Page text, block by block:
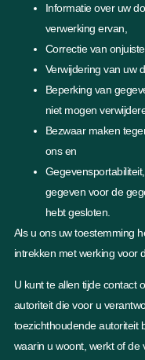
Informatie over uw
verwerking ervan,
Correctie van
Verwijdering van uw
Beperking van
niet mogen
Bezwaar maken
ons en
gegeven voor de
hebt gesloten.
Als u ons uw toestemming
intrekken met werking voor
U kunt te allen tijde contact
autoriteit die voor u
toezichthoudende autoriteit
waarin u woont, werkt of de